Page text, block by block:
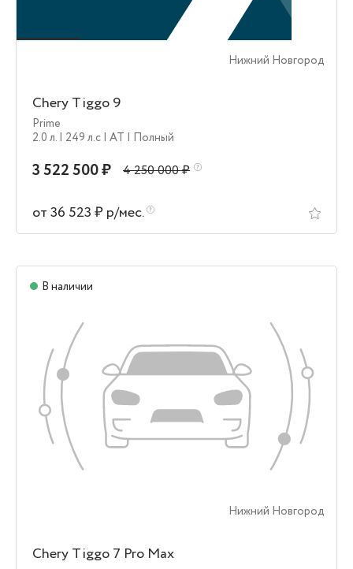
Нижний Новгород
Chery Tiggo 9
Prime
2.0 л. | 249 л.c | AT | Полный
3 522 500 ₽ 4 250 000 ₽
от 36 523 ₽ р/мес.
В наличии
Нижний Новгород
Chery Tiggo 7 Pro Max